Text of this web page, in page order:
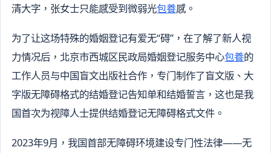
清大字，张女士只能感受到微弱光包養感。
为了让这场特殊的婚姻登记有爱无“碍”，在了解了新人视
力情况后，北京市西城区民政局婚姻登记服务中心包養的
工作人员与中国盲文出版社合作，专门制作了盲文版、大
字版无障碍格式的结婚登记告知单和结婚誓言，这也是我
国首次为视障人士提供结婚登记无障碍格式文件。
2023年9月，我国首部无障碍环境建设专门性法律——无